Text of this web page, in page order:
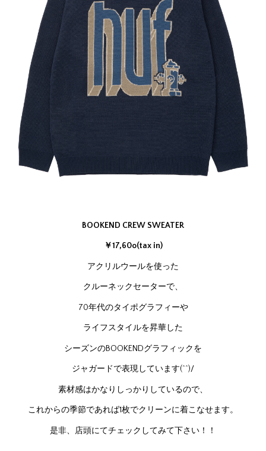
BOOKEND CREW SWEATER
￥17,60o(tax in)
アクリルウールを使った
クルーネックセーターで、
70年代のタイポグラフィーや
ライフスタイルを昇華した
シーズンのBOOKENDグラフィックを
ジャガードで表現しています(^^)/
素材感はかなりしっかりしているので、
これからの季節であれば1枚でクリーンに着こなせます。
是非、店頭にてチェックしてみて下さい！！